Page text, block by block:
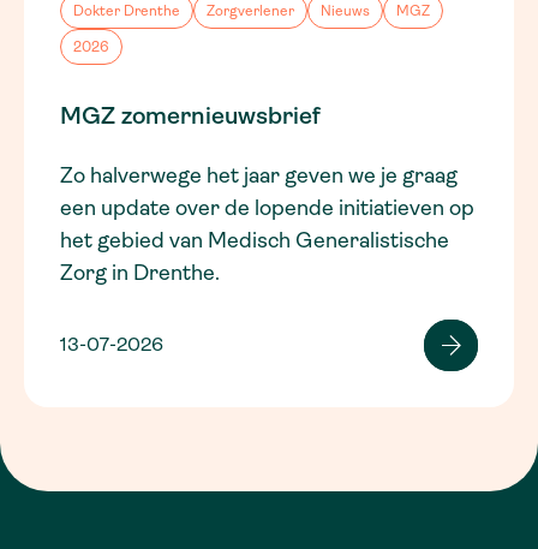
Dokter Drenthe Zorgverlener Nieuws MGZ
2026
MGZ zomernieuwsbrief
Zo halverwege het jaar geven we je graag
een update over de lopende initiatieven op
het gebied van Medisch Generalistische
Zorg in Drenthe.
13-07-2026